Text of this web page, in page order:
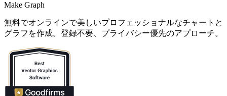
Make Graph
無料でオンラインで美しいプロフェッショナルなチャートと
グラフを作成。登録不要、プライバシー優先のアプローチ。